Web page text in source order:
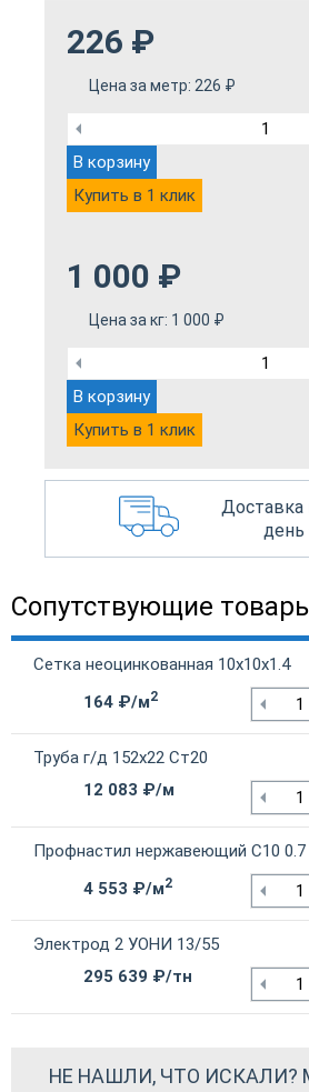
226 ₽
Цена за метр: 226 ₽
В корзину
Купить в 1 клик
1 000 ₽
Цена за кг: 1 000 ₽
В корзину
Купить в 1 клик
день
Сопутствующие
Сетка неоцинкованная 10х10х1.4
164 ₽/м2
Труба г/д 152х22 Ст20
12 083 ₽/м
Профнастил нержавеющий С10 0.7
4 553 ₽/м2
Электрод 2 УОНИ 13/55
295 639 ₽/тн
НЕ НАШЛИ, ЧТО